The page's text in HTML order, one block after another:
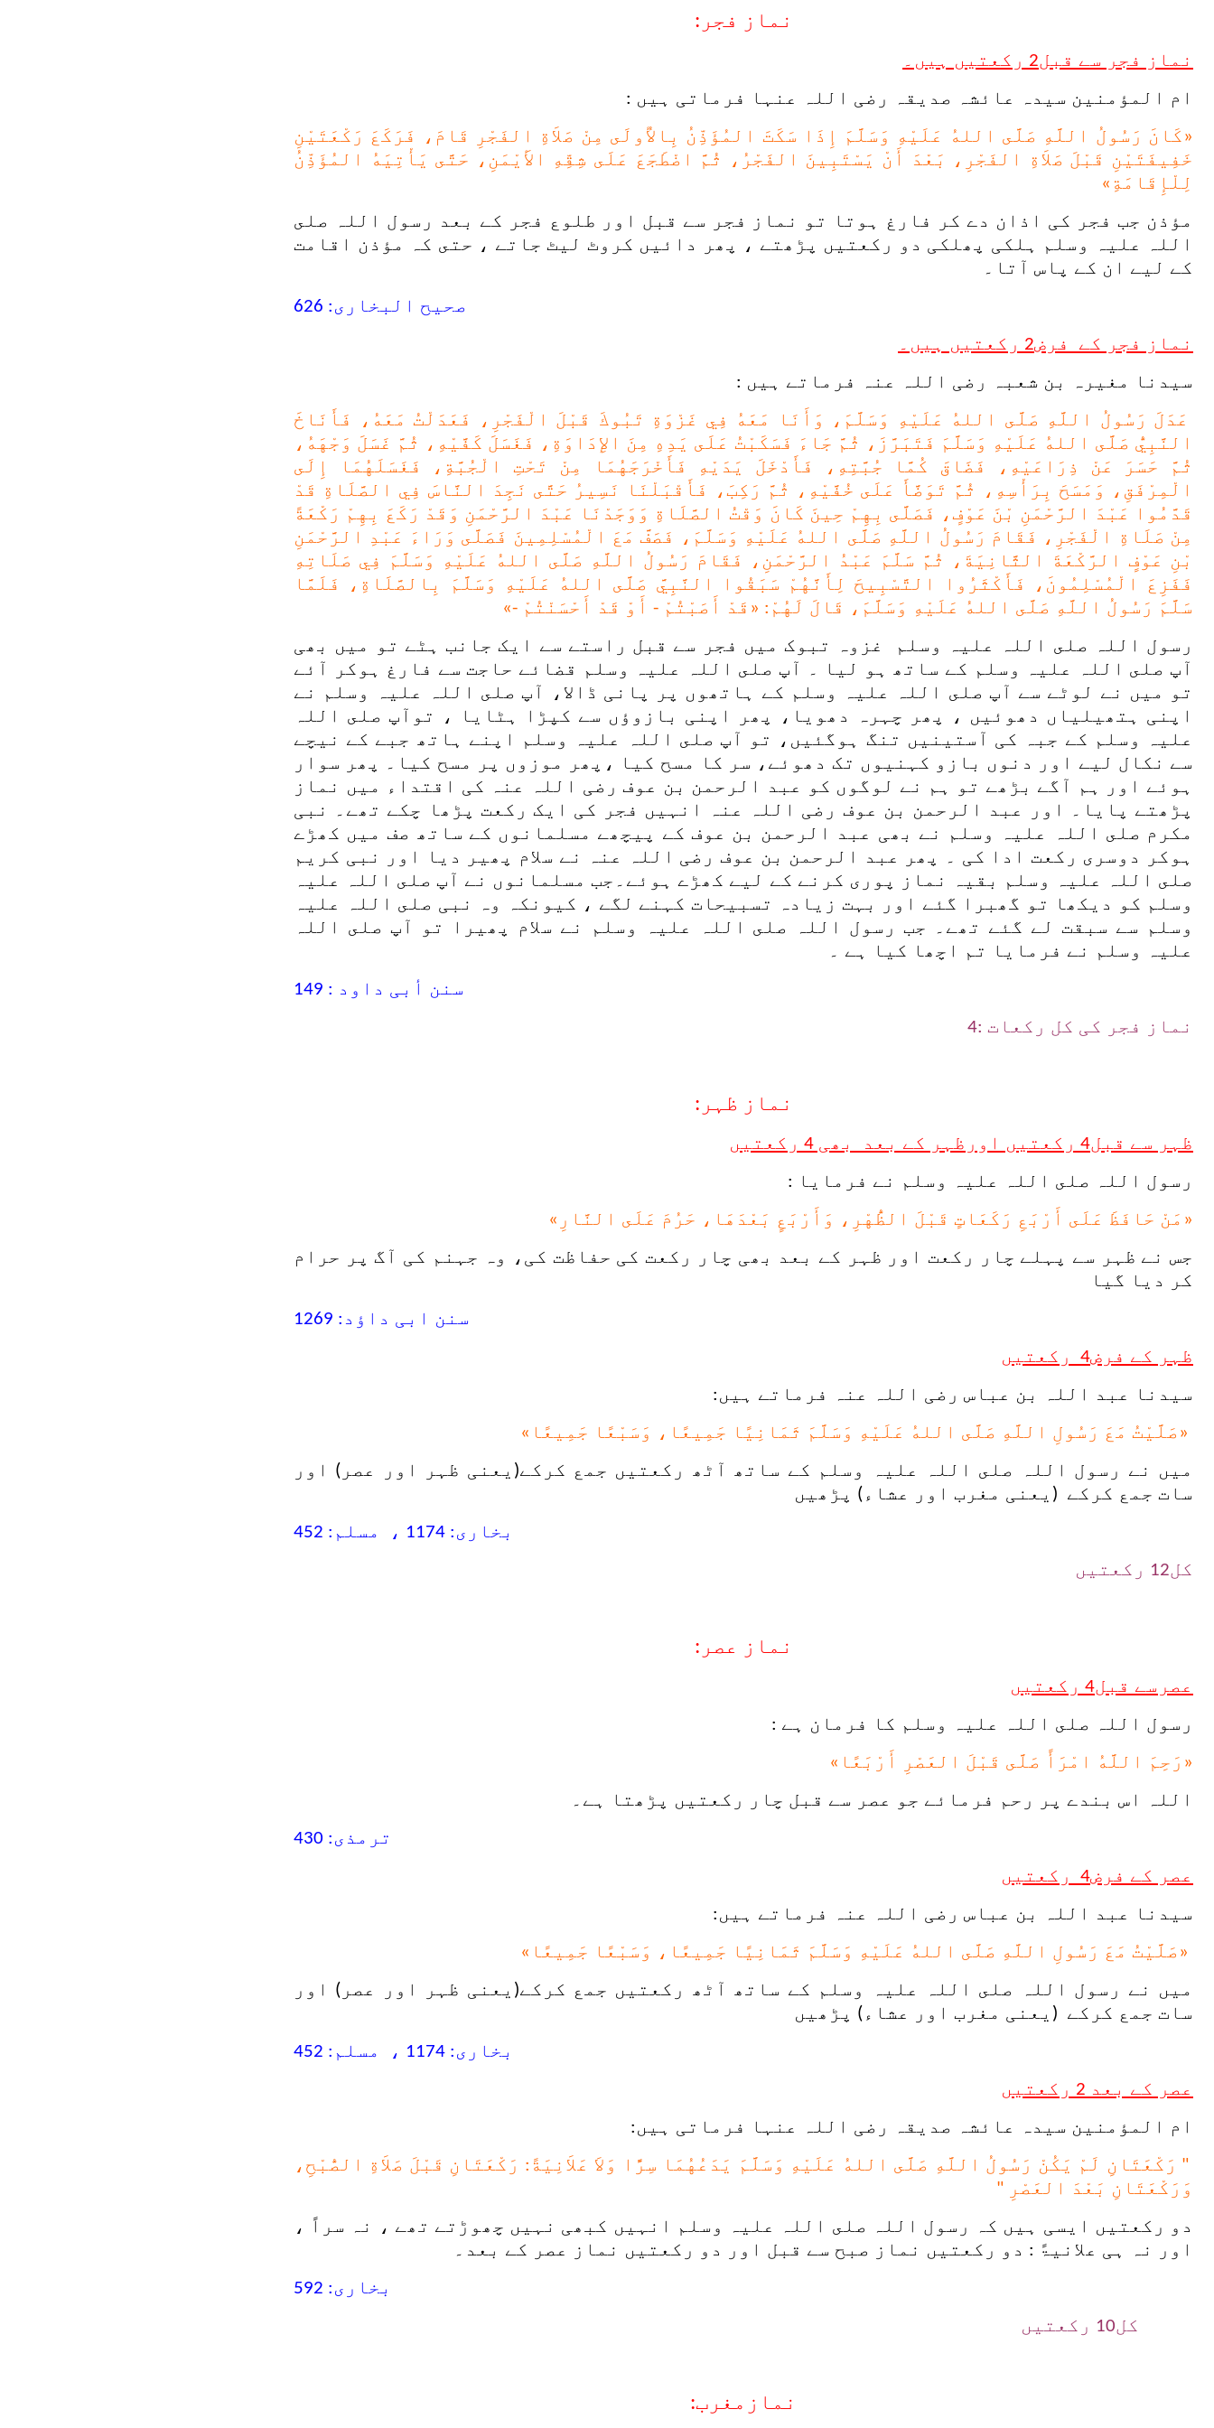
نماز فجر:
نماز فجر سے قبل2 رکعتیں ہیں۔
ام المؤمنین سیدہ عائشہ صدیقہ رضی اللہ عنہا فرماتی ہیں :
«كَانَ رَسُولُ اللَّهِ صَلَّى اللهُ عَلَيْهِ وَسَلَّمَ إِذَا سَكَتَ المُؤَذِّنُ بِالأُولَى مِنْ صَلاَةِ الفَجْرِ قَامَ، فَرَكَعَ رَكْعَتَيْنِ
خَفِيفَتَيْنِ قَبْلَ صَلاَةِ الفَجْرِ، بَعْدَ أَنْ يَسْتَبِينَ الفَجْرُ، ثُمَّ اضْطَجَعَ عَلَى شِقِّهِ الأَيْمَنِ، حَتَّى يَأْتِيَهُ المُؤَذِّنُ
لِلْإِقَامَةِ»
مؤذن جب فجر کی اذان دے کر فارغ ہوتا تو نماز فجر سے قبل اور طلوع فجر کے بعد رسول اللہ صلى
اللہ علیہ وسلم ہلکی پھلکی دو رکعتیں پڑھتے ، پھر دائیں کروٹ لیٹ جاتے ، حتى کہ مؤذن اقامت
کے لیے ان کے پاس آتا۔
صحیح البخاری: 626
نماز فجر کے فرض2 رکعتیں ہیں۔
سیدنا مغیرہ بن شعبہ رضی اللہ عنہ فرماتے ہیں :
عَدَلَ رَسُولُ اللَّهِ صَلَّى اللهُ عَلَيْهِ وَسَلَّمَ، وَأَنَا مَعَهُ فِي غَزْوَةِ تَبُوكَ قَبْلَ الْفَجْرِ، فَعَدَلْتُ مَعَهُ، فَأَنَاخَ
النَّبِيُّ صَلَّى اللهُ عَلَيْهِ وَسَلَّمَ فَتَبَرَّزَ، ثُمَّ جَاءَ فَسَكَبْتُ عَلَى يَدِهِ مِنَ الإِدَاوَةِ، فَغَسَلَ كَفَّيْهِ، ثُمَّ غَسَلَ وَجْهَهُ،
ثُمَّ حَسَرَ عَنْ ذِرَاعَيْهِ، فَضَاقَ كُمَّا جُبَّتِهِ، فَأَدْخَلَ يَدَيْهِ فَأَخْرَجَهُمَا مِنْ تَحْتِ الْجُبَّةِ، فَغَسَلَهُمَا إِلَى
الْمِرْفَقِ، وَمَسَحَ بِرَأْسِهِ، ثُمَّ تَوَضَّأَ عَلَى خُفَّيْهِ، ثُمَّ رَكِبَ، فَأَقْبَلْنَا نَسِيرُ حَتَّى نَجِدَ النَّاسَ فِي الصَّلَاةِ قَدْ
قَدَّمُوا عَبْدَ الرَّحْمَنِ بْنَ عَوْفٍ، فَصَلَّى بِهِمْ حِينَ كَانَ وَقْتُ الصَّلَاةِ وَوَجَدْنَا عَبْدَ الرَّحْمَنِ وَقَدْ رَكَعَ بِهِمْ رَكْعَةً
مِنْ صَلَاةِ الْفَجْرِ، فَقَامَ رَسُولُ اللَّهِ صَلَّى اللهُ عَلَيْهِ وَسَلَّمَ، فَصَفَّ مَعَ الْمُسْلِمِينَ فَصَلَّى وَرَاءَ عَبْدِ الرَّحْمَنِ
بْنِ عَوْفٍ الرَّكْعَةَ الثَّانِيَةَ، ثُمَّ سَلَّمَ عَبْدُ الرَّحْمَنِ، فَقَامَ رَسُولُ اللَّهِ صَلَّى اللهُ عَلَيْهِ وَسَلَّمَ فِي صَلَاتِهِ
فَفَزِعَ الْمُسْلِمُونَ، فَأَكْثَرُوا التَّسْبِيحَ لِأَنَّهُمْ سَبَقُوا النَّبِيَّ صَلَّى اللهُ عَلَيْهِ وَسَلَّمَ بِالصَّلَاةِ، فَلَمَّا
سَلَّمَ رَسُولُ اللَّهِ صَلَّى اللهُ عَلَيْهِ وَسَلَّمَ، قَالَ لَهُمْ: «قَدْ أَصَبْتُمْ - أَوْ قَدْ أَحْسَنْتُمْ -»
رسول اللہ صلى اللہ علیہ وسلم غزوہ تبوک میں فجر سے قبل راستے سے ایک جانب ہٹے تو میں بھی
آپ صلى اللہ علیہ وسلم کے ساتھ ہو لیا ۔ آپ صلى اللہ علیہ وسلم قضائے حاجت سے فارغ ہوکر آئے
تو میں نے لوٹے سے آپ صلى اللہ علیہ وسلم کے ہاتھوں پر پانی ڈالا، آپ صلى اللہ علیہ وسلم نے
اپنی ہتھیلیاں دھوئیں ، پھر چہرہ دھویا، پھر اپنی بازوؤں سے کپڑا ہٹایا ، توآپ صلى اللہ
علیہ وسلم کے جبہ کی آستینیں تنگ ہوگئیں، تو آپ صلى اللہ علیہ وسلم اپنے ہاتھ جبے کے نیچے
سے نکال لیے اور دنوں بازو کہنیوں تک دھوئے، سر کا مسح کیا ،پھر موزوں پر مسح کیا۔ پھر سوار
ہوئے اور ہم آگے بڑھے تو ہم نے لوگوں کو عبد الرحمن بن عوف رضی اللہ عنہ کی اقتداء میں نماز
پڑھتے پایا۔ اور عبد الرحمن بن عوف رضی اللہ عنہ انہیں فجر کی ایک رکعت پڑھا چکے تھے۔ نبی
مکرم صلى اللہ علیہ وسلم نے بھی عبد الرحمن بن عوف کے پیچھے مسلمانوں کے ساتھ صف میں کھڑے
ہوکر دوسری رکعت ادا کی ۔ پھر عبد الرحمن بن عوف رضی اللہ عنہ نے سلام پھیر دیا اور نبی کریم
صلى اللہ علیہ وسلم بقیہ نماز پوری کرنے کے لیے کھڑے ہوئے۔جب مسلمانوں نے آپ صلى اللہ علیہ
وسلم کو دیکھا تو گھبرا گئے اور بہت زیادہ تسبیحات کہنے لگے ، کیونکہ وہ نبی صلى اللہ علیہ
وسلم سے سبقت لے گئے تھے۔ جب رسول اللہ صلى اللہ علیہ وسلم نے سلام پھیرا تو آپ صلى اللہ
علیہ وسلم نے فرمایا تم اچھا کیا ہے ۔
سنن أبی داود : 149
نماز فجر کی کل رکعات :4
نماز ظہر:
ظہر سے قبل4 رکعتیں اورظہر کے بعد بھی 4 رکعتیں
رسول اللہ صلى اللہ علیہ وسلم نے فرمایا :
«مَنْ حَافَظَ عَلَى أَرْبَعِ رَكَعَاتٍ قَبْلَ الظُّهْرِ، وَأَرْبَعٍ بَعْدَهَا، حَرُمَ عَلَى النَّارِ»
جس نے ظہر سے پہلے چار رکعت اور ظہر کے بعد بھی چار رکعت کی حفاظت کی، وہ جہنم کی آگ پر حرام
کر دیا گیا
سنن ابی داؤد: 1269
ظہر کے فرض4 رکعتیں
سیدنا عبد اللہ بن عباس رضی اللہ عنہ فرماتے ہیں:
«صَلَّيْتُ مَعَ رَسُولِ اللَّهِ صَلَّى اللهُ عَلَيْهِ وَسَلَّمَ ثَمَانِيًا جَمِيعًا، وَسَبْعًا جَمِيعًا»
میں نے رسول اللہ صلى اللہ علیہ وسلم کے ساتھ آٹھ رکعتیں جمع کرکے(یعنی ظہر اور عصر) اور
سات جمع کرکے (یعنی مغرب اور عشاء) پڑھیں
بخاری: 1174 ، مسلم: 452
کل12 رکعتیں
نماز عصر:
عصرسے قبل4 رکعتیں
رسول اللہ صلى اللہ علیہ وسلم کا فرمان ہے :
«رَحِمَ اللَّهُ امْرَأً صَلَّى قَبْلَ العَصْرِ أَرْبَعًا»
اللہ اس بندے پر رحم فرمائے جو عصر سے قبل چار رکعتیں پڑھتا ہے۔
ترمذی: 430
عصر کے فرض4 رکعتیں
سیدنا عبد اللہ بن عباس رضی اللہ عنہ فرماتے ہیں:
«صَلَّيْتُ مَعَ رَسُولِ اللَّهِ صَلَّى اللهُ عَلَيْهِ وَسَلَّمَ ثَمَانِيًا جَمِيعًا، وَسَبْعًا جَمِيعًا»
میں نے رسول اللہ صلى اللہ علیہ وسلم کے ساتھ آٹھ رکعتیں جمع کرکے(یعنی ظہر اور عصر) اور
سات جمع کرکے (یعنی مغرب اور عشاء) پڑھیں
بخاری: 1174 ، مسلم: 452
عصر کے بعد 2 رکعتیں
ام المؤمنین سیدہ عائشہ صدیقہ رضی اللہ عنہا فرماتی ہیں:
" رَكْعَتَانِ لَمْ يَكُنْ رَسُولُ اللَّهِ صَلَّى اللهُ عَلَيْهِ وَسَلَّمَ يَدَعُهُمَا سِرًّا وَلاَ عَلاَنِيَةً: رَكْعَتَانِ قَبْلَ صَلاَةِ الصُّبْحِ،
وَرَكْعَتَانِ بَعْدَ العَصْرِ "
دو رکعتیں ایسی ہیں کہ رسول اللہ صلى اللہ علیہ وسلم انہیں کبھی نہیں چھوڑتے تھے ، نہ سراً ،
اور نہ ہی علانیۃً : دو رکعتیں نماز صبح سے قبل اور دو رکعتیں نماز عصر کے بعد۔
بخاری: 592
کل10 رکعتیں
نمازمغرب: